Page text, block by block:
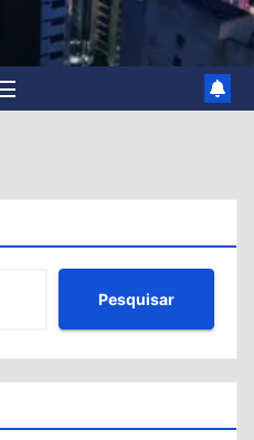
Pesquisar